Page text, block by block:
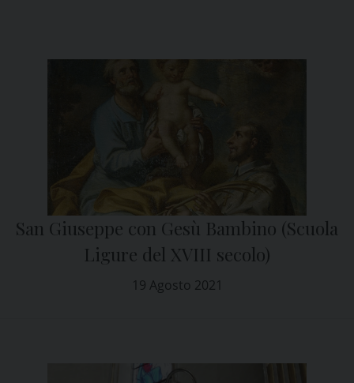
19 Agosto 2021
San Giuseppe con Gesù Bambino (Scuola
Ligure del XVIII secolo)